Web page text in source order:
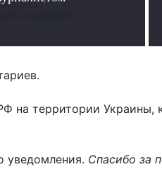
на территории Украины,
уведомления. Спасибо за